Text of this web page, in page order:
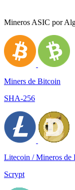
Mineros ASIC por
Miners de Bitcoin
SHA-256
Litecoin / Mineros de
Scrypt